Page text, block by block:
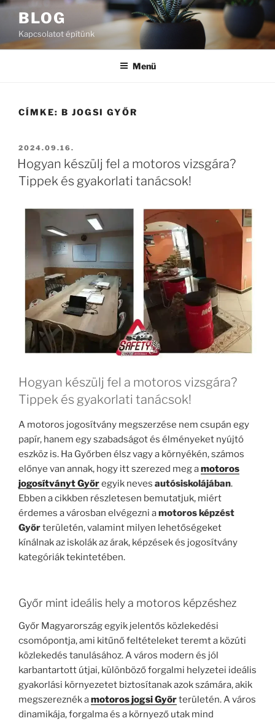
Tartalomhoz
BLOG
Kapcsolatot építünk
Menü
CÍMKE: B JOGSI GYŐR
BEKÜLDVE:
2024.09.16.
Hogyan készülj fel a motoros vizsgára?
Tippek és gyakorlati tanácsok!
Hogyan készülj fel a motoros vizsgára?
Tippek és gyakorlati tanácsok!
A motoros jogosítvány megszerzése nem csupán egy
papír, hanem egy szabadságot és élményeket nyújtó
eszköz is. Ha Győrben élsz vagy a környékén, számos
előnye van annak, hogy itt szerezed meg amotoros
jogosítványt Győregyik neves autósiskolájában.
Ebben a cikkben részletesen bemutatjuk, miért
érdemes a városban elvégezni amotoros képzést
Győrterületén, valamint milyen lehetőségeket
kínálnak az iskolák az árak, képzések és jogosítvány
kategóriák tekintetében.
Győr mint ideális hely a motoros képzéshez
Győr Magyarország egyik jelentős közlekedési
csomópontja, ami kitűnő feltételeket teremt a közúti
közlekedés tanulásához. A város modern és jól
karbantartott útjai, különböző forgalmi helyzetei ideális
gyakorlási környezetet biztosítanak azok számára, akik
megszereznék amotoros jogsi Győrterületén. A város
dinamikája, forgalma és a környező utak mind